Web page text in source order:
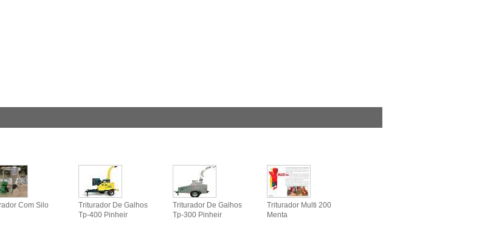
Com Silo
Triturador De Galhos
Tp-400 Pinheir
Triturador De Galhos
Tp-300 Pinheir
Triturador Multi 200
Menta